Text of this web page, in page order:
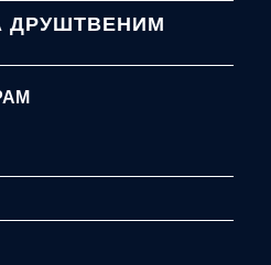
ДРУШТВЕНИМ